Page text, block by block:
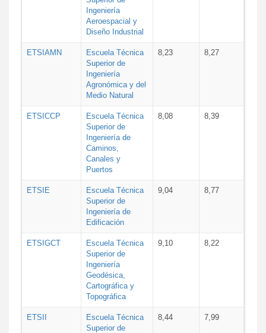
Ingeniería
Aeroespacial y
Diseño Industrial
ETSIAMN
Escuela Técnica
Superior de
Ingeniería
Agronómica y del
Medio Natural
8,23 8,27
ETSICCP
Escuela Técnica
Superior de
Ingeniería de
Caminos,
Canales y
Puertos
8,08 8,39
ETSIE
Escuela Técnica
Superior de
Ingeniería de
Edificación
9,04 8,77
ETSIGCT
Escuela Técnica
Superior de
Ingeniería
Geodésica,
Cartográfica y
Topográfica
9,10 8,22
ETSII
Escuela Técnica
Superior de
8,44 7,99